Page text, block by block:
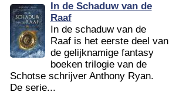
In de Schaduw van de
Raaf
In de schaduw van de
Raaf is het eerste deel van
de gelijknamige fantasy
boeken trilogie van de
Schotse schrijver Anthony Ryan.
De serie...